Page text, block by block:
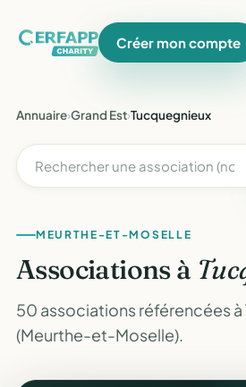
Créer mon compte
Annuaire›Grand Est›Tucquegnieux
MEURTHE-ET-MOSELLE
Associations à
50 associations référencées
(Meurthe-et-Moselle).